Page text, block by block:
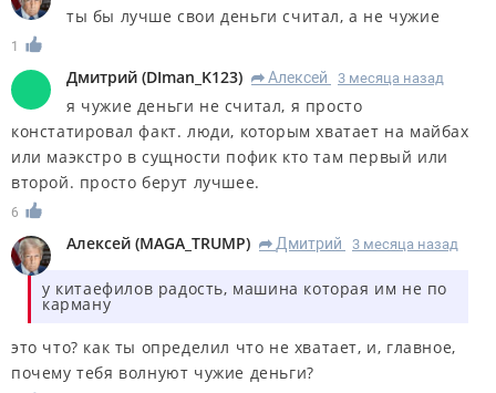
ты бы лучше свои деньги считал, а не чужие
1
Дмитрий (DIman_K123) R Алексей 3 месяца назад
я чужие деньги не считал, я просто
констатировал факт. люди, которым хватает на майбах
или маэкстро в сущности пофик кто там первый или
второй. просто берут лучшее.
6
Алексей (MAGA_TRUMP) R Дмитрий 3 месяца назад
у китаефилов радость, машина которая им не по
карману
это что? как ты определил что не хватает, и, главное,
почему тебя волнуют чужие деньги?